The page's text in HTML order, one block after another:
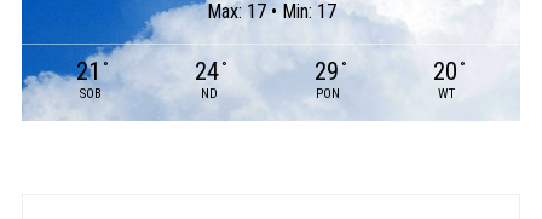
Max: 17 • Min: 17
21 °
SOB
24 °
ND
29 °
PON
20 °
WT